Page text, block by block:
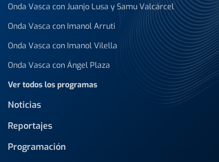
Onda Vasca con Juanjo Lusa y Samu Valcárcel
Onda Vasca con Imanol Arruti
Onda Vasca con Imanol Vilella
Onda Vasca con Ángel Plaza
Ver todos los programas
Noticias
Reportajes
Programación